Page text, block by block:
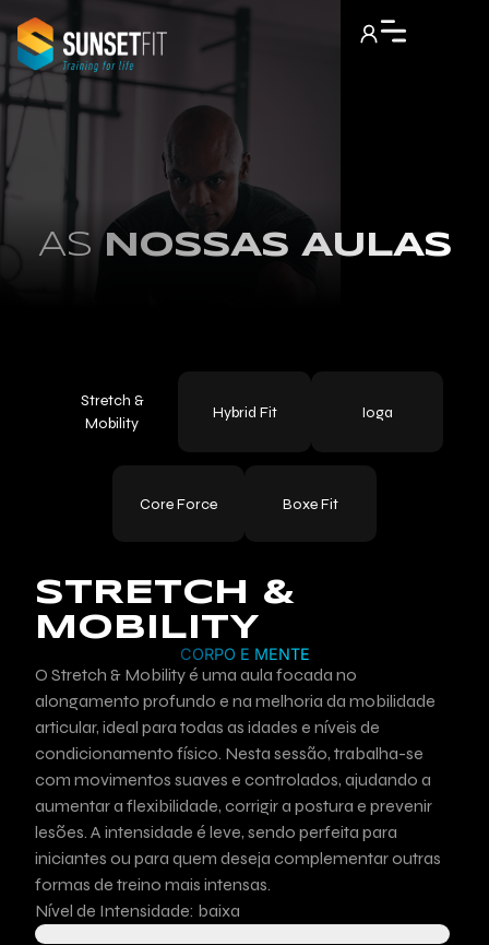
ASNOSSAS AULAS
Stretch &
Mobility
Hybrid Fit Ioga
Core Force Boxe Fit
STRETCH &
MOBILITY
O Stretch & Mobility é uma aula focada no
alongamento profundo e na melhoria da mobilidade
articular, ideal para todas as idades e níveis de
condicionamento físico. Nesta sessão, trabalha-se
com movimentos suaves e controlados, ajudando a
aumentar a flexibilidade, corrigir a postura e prevenir
lesões. A intensidade é leve, sendo perfeita para
iniciantes ou para quem deseja complementar outras
formas de treino mais intensas.
CORPO E MENTE
Nível de Intensidade: baixa